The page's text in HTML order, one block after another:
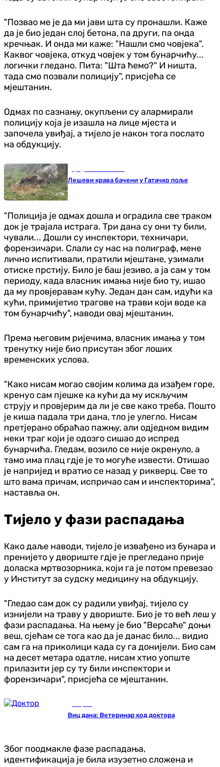
"Позвао ме је да ми јави шта су пронашли. Каже
да је био један слој бетона, па други, па онда
кречњак. И онда ми каже: "Нашли смо човјека".
Каквог човјека, откуд човјек у том бунарчићу...
логички гледано. Пита: "Шта ћемо?" И ништа,
тада смо позвали полицију", присјећа се
мјештанин.
Одмах по сазнању, окупљени су алармирали
полицију која је изашла на лице мјеста и
започела увиђај, а тијело је након тога послато
на обдукцију.
Лешеви крава бачени у Гатачко поље
"Полиција је одмах дошла и оградила све траком
док је трајала истрага. Три дана су они ту били,
чували... Дошли су инспектори, техничари,
форензичари. Слали су нас на полиграф, мене
лично испитивали, пратили мјештане, узимали
отиске прстију. Било је баш језиво, а ја сам у том
периоду, када власник имања није био ту, ишао
да му провјеравам кућу. Један дан сам, идући ка
кући, примијетио трагове на трави који воде ка
том бунарчићу", наводи овај мјештанин.
Према његовим ријечима, власник имања у том
тренутку није био присутан због лоших
временских услова.
"Како нисам могао својим колима да изађем горе,
кренуо сам пјешке ка кући да му искључим
струју и провјерим да ли је све како треба. Пошто
је киша падала три дана, тло је улегло. Нисам
претјерано обраћао пажњу, али одједном видим
неки траг који је одозго сишао до испред
бунарчића. Гледам, возило се није окренуло, а
тамо има плац гдје је то могуће извести. Отишао
је напријед и вратио се назад у рикверц. Све то
што вама причам, испричао сам и инспекторима",
наставља он.
Тијело у фази распадања
Како даље наводи, тијело је извађено из бунара и
пренијето у двориште гдје је прегледано прије
доласка мртвозорника, који га је потом превезао
у Институт за судску медицину на обдукцију.
"Гледао сам док су радили увиђај, тијело су
изнијели на траву у двориште. Био је то већ леш у
фази распадања. На њему је био "Версаће" доњи
веш, сјећам се тога као да је данас било... видио
сам га на приколици када су га донијели. Био сам
на десет метара одатле, нисам хтио уопште
прилазити јер су ту били инспектори и
форензичари", присјећа се мјештанин.
Виц дана: Ветеринар код доктора
Због поодмакле фазе распадања,
идентификација је била изузетно сложена и